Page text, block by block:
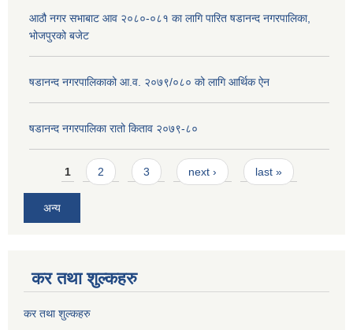
आठौ नगर सभाबाट आव २०८०-०८१ का लागि पारित षडानन्द नगरपालिका,
भोजपुरको बजेट
षडानन्द नगरपालिकाको आ.व. २०७९/०८० को लागि आर्थिक ऐन
षडानन्द नगरपालिका रातो किताव २०७९-८०
Pages
1 2 3 next › last »
अन्य
कर तथा शुल्कहरु
कर तथा शुल्कहरु